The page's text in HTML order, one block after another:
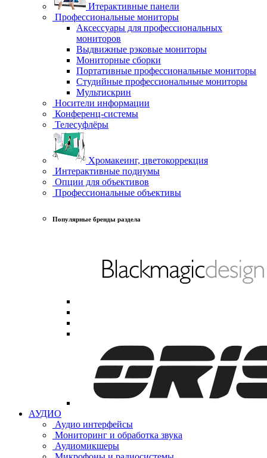
Итерактивные панели
Профессиональные мониторы
Аксессуары для профессиональных
мониторов
Выдвижные рэковые мониторы
Мониторные сборки
Портативные профессиональные мониторы
Студийные профессиональные мониторы
Мультискрин
Носители информации
Конференц-системы
Телесуфлёры
Хромакеинг, цветокоррекция
Интерактивные подиумы
Опции для объективов
Профессиональные объективы
Популярные бренды раздела
АУДИО
Аудио интерфейсы
Мониторинг и обработка звука
Аудиомикшеры